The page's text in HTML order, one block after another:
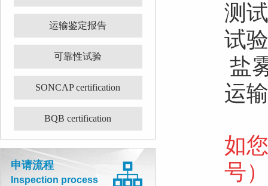
运输鉴定报告
可靠性试验
SONCAP certification
BQB certification
申请流程
Inspection process
测
试
盐
运
如
号